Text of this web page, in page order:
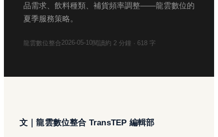
品需求、飲料種類、補貨頻率調整——龍雲數位的
夏季服務策略。
龍雲數位整合2026-05-10閱讀約 2 分鐘 · 618 字
文｜龍雲數位整合 TransTEP 編輯部